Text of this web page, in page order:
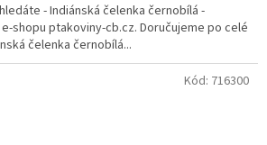
- Indiánská čelenka černobílá -
shopu ptakoviny-cb.cz. Doručujeme po celé
čelenka černobílá...
Kód: 716300